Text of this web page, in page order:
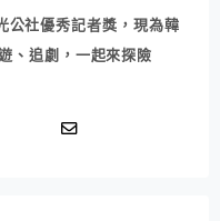
公社優秀記者獎，現為韓
、追劇，一起來探險